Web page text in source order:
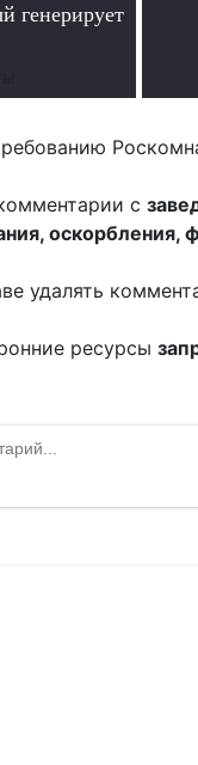
генерирует
с
оскорбления,
удалять
ресурсы